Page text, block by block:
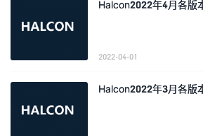
Halcon2022年4月各版
2022-04-01
Halcon2022年3月各版